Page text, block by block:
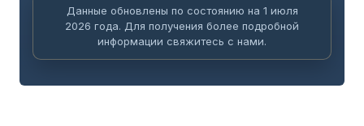
Данные обновлены по состоянию на 1 июля
2026 года. Для получения более подробной
информации свяжитесь с нами.